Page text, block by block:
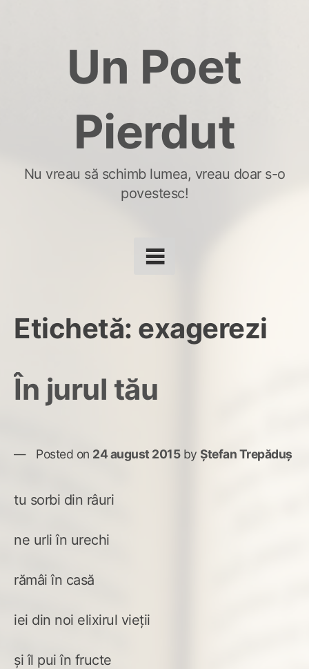
Un Poet
Pierdut
Nu vreau să schimb lumea, vreau doar s-o
povestesc!
Etichetă: exagerezi
În jurul tău
Posted on 24 august 2015by Ștefan Trepăduș
tu sorbi din râuri
ne urli în urechi
rămâi în casă
iei din noi elixirul vieții
și îl pui în fructe